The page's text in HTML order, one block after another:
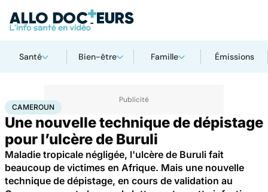
Santé Bien-être Famille Émissions
AccueilSanté Société Santé publiqueCameroun
CAMEROUN
Une nouvelle technique de dépistage
pour l’ulcère de Buruli
Maladie tropicale négligée, l'ulcère de Buruli fait
beaucoup de victimes en Afrique. Mais une nouvelle
technique de dépistage, en cours de validation au